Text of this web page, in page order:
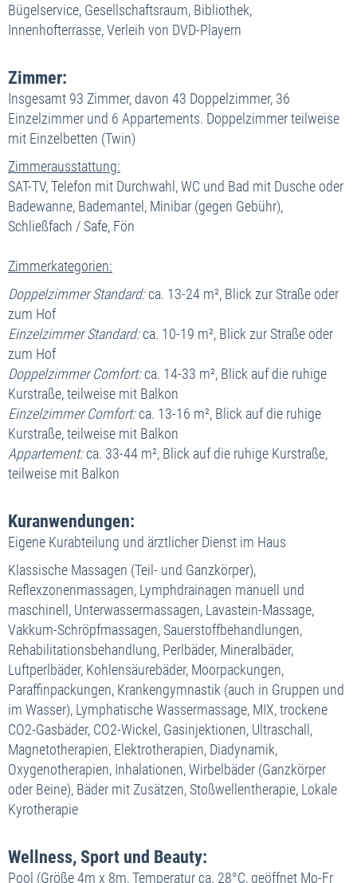
Bügelservice, Gesellschaftsraum, Bibliothek,
Innenhofterrasse, Verleih von DVD-Playern
Zimmer:
Insgesamt 93 Zimmer, davon 43 Doppelzimmer, 36
Einzelzimmer und 6 Appartements. Doppelzimmer teilweise
mit Einzelbetten (Twin)
Zimmerausstattung:
SAT-TV, Telefon mit Durchwahl, WC und Bad mit Dusche oder
Badewanne, Bademantel, Minibar (gegen Gebühr),
Schließfach / Safe, Fön
Zimmerkategorien:
Doppelzimmer Standard:ca. 13-24 m², Blick zur Straße oder
zum Hof
Einzelzimmer Standard:ca. 10-19 m², Blick zur Straße oder
zum Hof
Doppelzimmer Comfort:ca. 14-33 m², Blick auf die ruhige
Kurstraße, teilweise mit Balkon
Einzelzimmer Comfort:ca. 13-16 m², Blick auf die ruhige
Kurstraße, teilweise mit Balkon
Appartement:ca. 33-44 m², Blick auf die ruhige Kurstraße,
teilweise mit Balkon
Kuranwendungen:
Eigene Kurabteilung und ärztlicher Dienst im Haus
Klassische Massagen (Teil- und Ganzkörper),
Reflexzonenmassagen, Lymphdrainagen manuell und
maschinell, Unterwassermassagen, Lavastein-Massage,
Vakkum-Schröpfmassagen, Sauerstoffbehandlungen,
Rehabilitationsbehandlung, Perlbäder, Mineralbäder,
Luftperlbäder, Kohlensäurebäder, Moorpackungen,
Paraffinpackungen, Krankengymnastik (auch in Gruppen und
im Wasser), Lymphatische Wassermassage, MIX, trockene
CO2-Gasbäder, CO2-Wickel, Gasinjektionen, Ultraschall,
Magnetotherapien, Elektrotherapien, Diadynamik,
Oxygenotherapien, Inhalationen, Wirbelbäder (Ganzkörper
oder Beine), Bäder mit Zusätzen, Stoßwellentherapie, Lokale
Kyrotherapie
Wellness, Sport und Beauty:
Pool (Größe 4m x 8m, Temperatur ca. 28°C, geöffnet Mo-Fr